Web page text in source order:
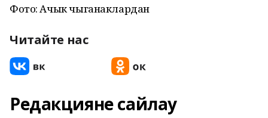
Фото: Ачык чыганаклардан
Читайте нас
Редакцияне сайлау